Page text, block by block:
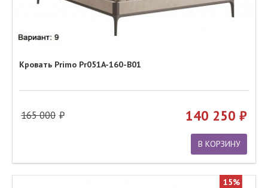
Кровать Primo Pr051A-160-B01
165 000 140 250
В КОРЗИНУ
15%